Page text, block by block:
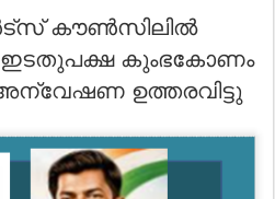
കൗൺസിലിൽ
ഇടതുപക്ഷ കുംഭകോണം
ഉത്തരവിട്ടു